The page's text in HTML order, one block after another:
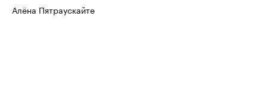
Алёна Пятраускайте